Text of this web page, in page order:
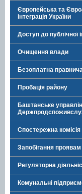
Європейська та
інтеграція України
Доступ до публічної
Очищення влади
Безоплатна
Пробація району
Баштанське
Спостережна комісія
Запобігання проявам
Регуляторна
Комунальні